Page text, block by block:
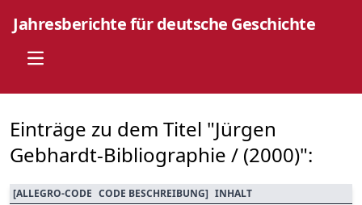
Jahresberichte für deutsche Geschichte
Open main menu
Einträge zu dem Titel "Jürgen
Gebhardt-Bibliographie / (2000)":
[ALLEGRO-CODE CODE BESCHREIBUNG] INHALT